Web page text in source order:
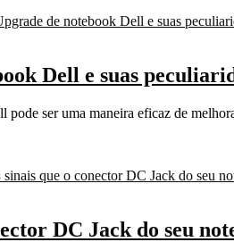
Dell e suas
pode ser uma maneira eficaz de
DC Jack do seu